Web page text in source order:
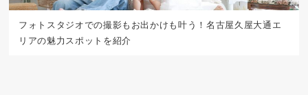
フォトスタジオでの撮影もお出かけも叶う！名古屋久屋大通エ
リアの魅力スポットを紹介